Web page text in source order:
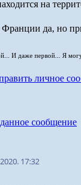
на
Франции да, но
И даже первой... Я
17:32